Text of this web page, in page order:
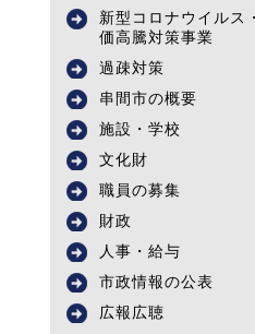
新型コロナウイルス
価高騰対策事業
過疎対策
串間市の概要
施設・学校
文化財
職員の募集
財政
人事・給与
市政情報の公表
広報広聴